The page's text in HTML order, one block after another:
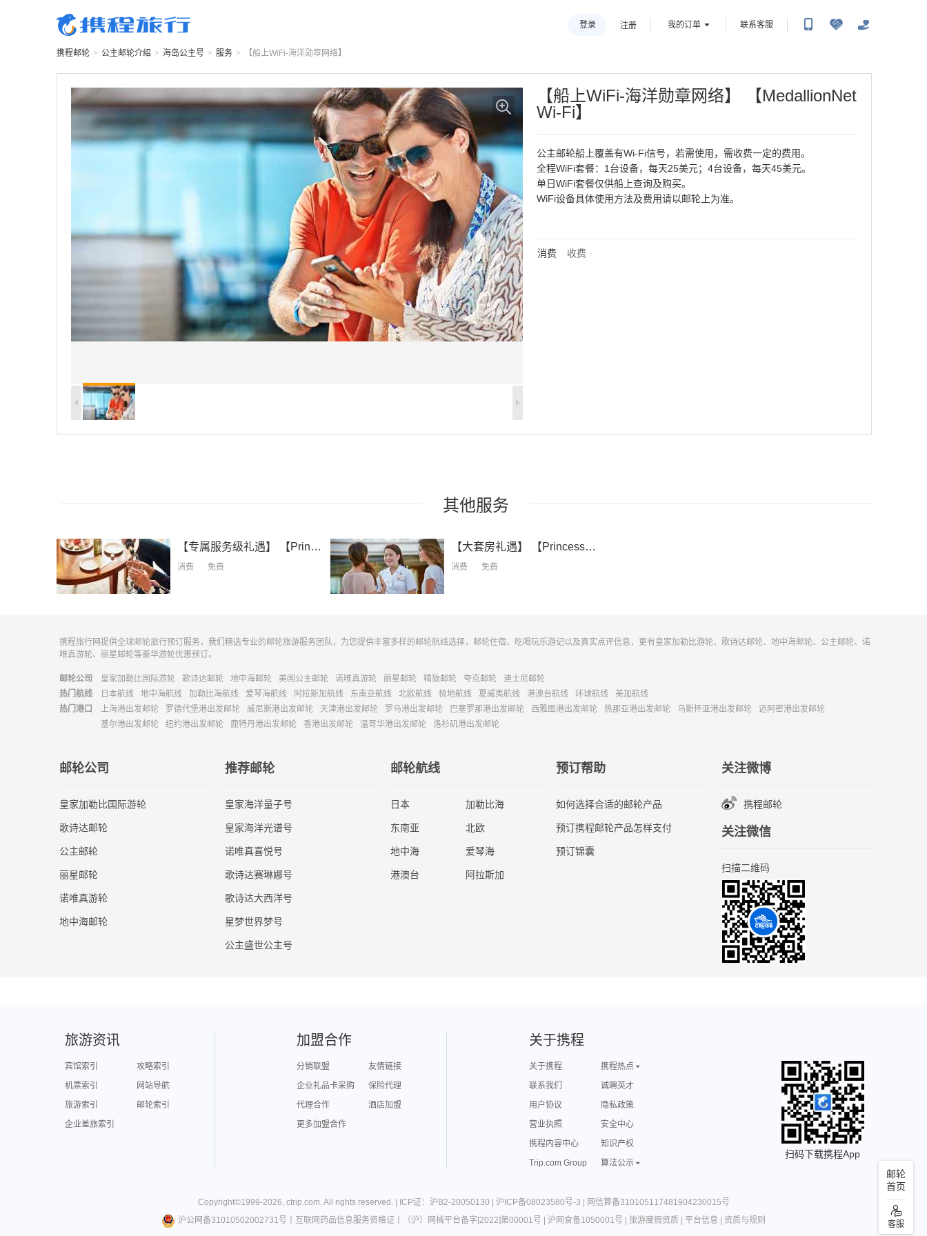
登录 注册 我的订单 联系客服
携程邮轮 > 公主邮轮介绍 > 海岛公主号 > 服务 > 【船上WiFi-海洋勋章网络】
【船上WiFi-海洋勋章网络】
【MedallionNet
Wi-Fi】
公主邮轮船上覆盖有Wi-Fi信号，若需使用，需收费一定的费用。
全程WiFi套餐：1台设备，每天25美元；4台设备，每天45美元。
单日WiFi套餐仅供船上查询及购买。
WiFi设备具体使用方法及费用请以邮轮上为准。
消费 收费
其他服务
【专属服务级礼遇】 【Princess® Reserve Collection Benefits】
消费 免费
【大套房礼遇】 【Princess® Full Suite Benefits】
消费 免费
携程旅行网提供全球邮轮旅行预订服务，我们精选专业的邮轮旅游服务团队，为您提供丰富多样的邮轮航线选择，邮轮住宿、吃喝玩乐游记以及真实点评信息，更有皇家加勒比游轮、歌诗达邮轮、地中海邮轮、公主邮轮、诺
唯真游轮、丽星邮轮等豪华游轮优惠预订。
邮轮公司 皇家加勒比国际游轮 歌诗达邮轮 地中海邮轮 美国公主邮轮 诺唯真游轮 丽星邮轮 精致邮轮 夸克邮轮
迪士尼邮轮
热门航线
日本航线 地中海航线 加勒比海航线 爱琴海航线 阿拉斯加航线 东南亚航线 北欧航线 极地航线 夏威夷航线 港澳台航线 环球航线
美加航线
热门港口
上海港出发邮轮 罗德代堡港出发邮轮 威尼斯港出发邮轮 天津港出发邮轮 罗马港出发邮轮 巴塞罗那港出发邮轮 西雅图港出发邮轮 热那亚港出发邮轮 乌斯怀亚港出发邮轮
迈阿密港出发邮轮
基尔港出发邮轮
纽约港出发邮轮 鹿特丹港出发邮轮 香港出发邮轮 温哥华港出发邮轮 洛杉矶港出发邮轮
邮轮公司
皇家加勒比国际游轮
歌诗达邮轮
公主邮轮
丽星邮轮
诺唯真游轮
地中海邮轮
推荐邮轮
皇家海洋量子号
皇家海洋光谱号
诺唯真喜悦号
歌诗达赛琳娜号
歌诗达大西洋号
星梦世界梦号
公主盛世公主号
邮轮航线
日本 加勒比海
东南亚 北欧
地中海 爱琴海
港澳台 阿拉斯加
预订帮助
如何选择合适的邮轮产品
预订携程邮轮产品怎样支付
预订锦囊
关注微博
携程邮轮
关注微信
扫描二维码
邮轮
首页
客服
旅游资讯
宾馆索引
攻略索引
机票索引
网站导航
旅游索引
邮轮索引
企业差旅索引
加盟合作
分销联盟
友情链接
企业礼品卡采购
保险代理
代理合作
酒店加盟
更多加盟合作
关于携程
关于携程
携程热点
联系我们
诚聘英才
用户协议
隐私政策
营业执照
安全中心
携程内容中心
知识产权
Trip.com Group
算法公示
扫码下载携程App
Copyright©1999-2026, ctrip.com. All rights reserved. | ICP证：沪B2-20050130 沪ICP备08023580号-3
网信算备310105117481904230015号
沪公网备31010502002731号
互联网药品信息服务资格证 （沪）网械平台备字[2022]第00001号 沪网食备1050001号 旅游度假资质| 平台信息 资质与规则